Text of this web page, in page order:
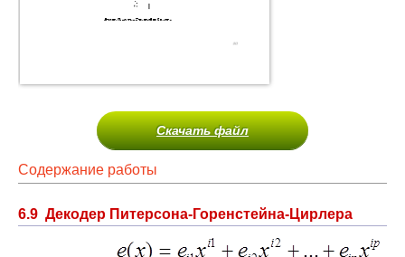
Скачать файл
Содержание работы
6.9 Декодер Питерсона-Горенстейна-Цирлера